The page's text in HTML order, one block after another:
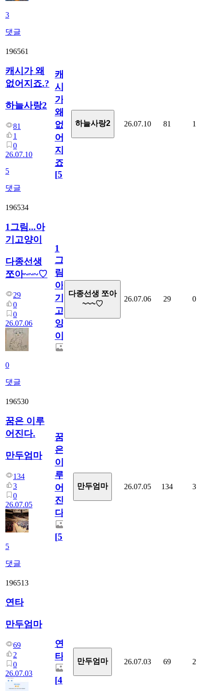
3
댓글
196561
캐시가 왜
없어지죠.?
하늘사랑2
81
1
0
26.07.10
5
댓글
캐
시
가
왜
없
어
지
죠.?
[5]
하늘사랑2 26.07.10 81 1
196534
1그림...아
기고양이
다종선생
쪼아~~~♡
29
0
0
26.07.06
0
댓글
1
그
림...
아
기
고
양
이
다종선생 쪼아
~~~♡
26.07.06 29 0
196530
꿈은 이루
어진다.
만두엄마
134
3
0
26.07.05
5
댓글
꿈
은
이
루
어
진
다.
[5]
만두엄마 26.07.05 134 3
196513
연타
만두엄마
69
2
0
26.07.03
연
타
[4]
만두엄마 26.07.03 69 2